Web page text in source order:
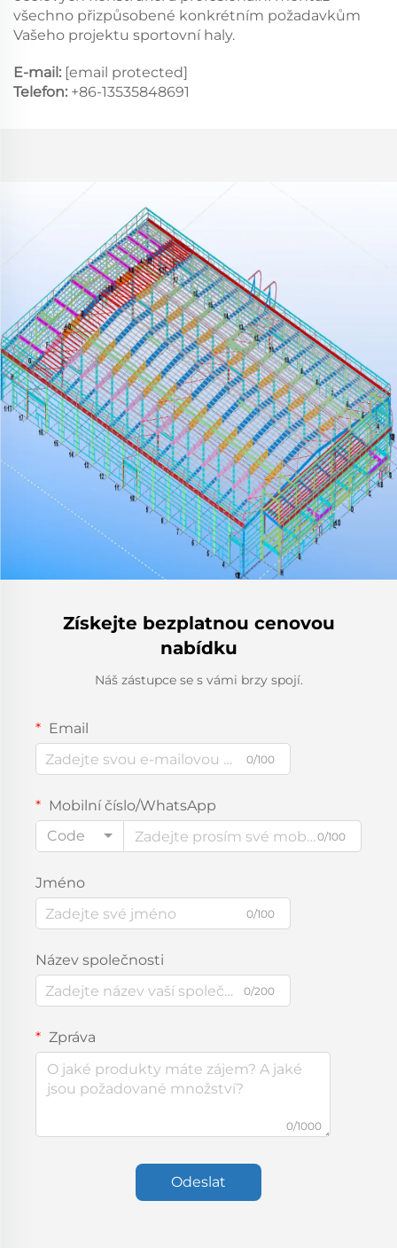
všechno přizpůsobené konkrétním požadavkům
Vašeho projektu sportovní haly.
E-mail: [email protected]
Telefon: +86-13535848691
Získejte bezplatnou cenovou
nabídku
Náš zástupce se s vámi brzy spojí.
Email
0/100
Mobilní číslo/WhatsApp
Code
0/100
Jméno
0/100
Název společnosti
0/200
Zpráva
0/1000
Odeslat